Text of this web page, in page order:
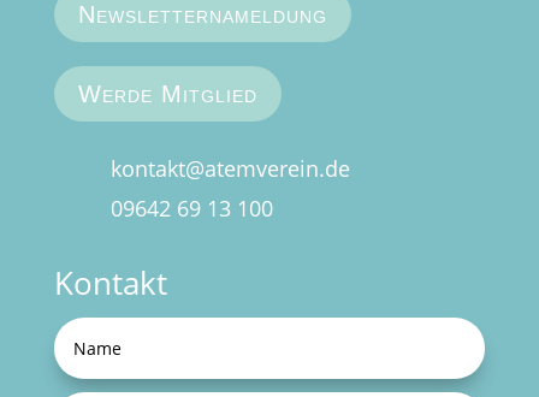
Newsletternameldung
Werde Mitglied
kontakt@atemverein.de
09642 69 13 100
Kontakt